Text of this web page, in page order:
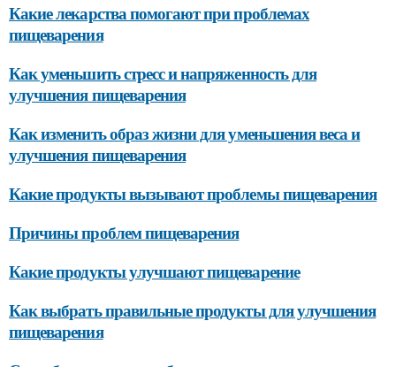
Какие лекарства помогают при проблемах
пищеварения
Как уменьшить стресс и напряженность для
улучшения пищеварения
Как изменить образ жизни для уменьшения веса и
улучшения пищеварения
Какие продукты вызывают проблемы пищеварения
Причины проблем пищеварения
Какие продукты улучшают пищеварение
Как выбрать правильные продукты для улучшения
пищеварения